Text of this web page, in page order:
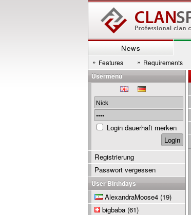
News
» Features » Requirements
Usermenu
Login dauerhaft merken
Registrierung
Passwort vergessen
User Birthdays
AlexandraMoose4 (19)
bigbaba (61)